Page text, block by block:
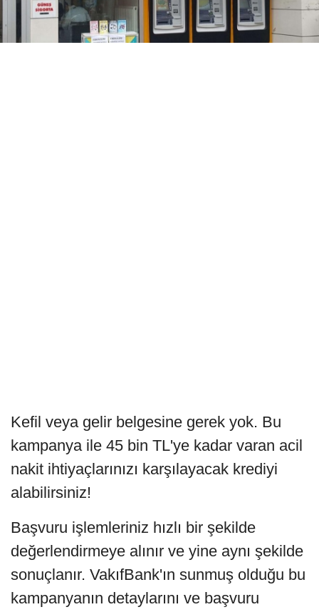
Kefil veya gelir belgesine gerek yok. Bu
kampanya ile 45 bin TL'ye kadar varan acil
nakit ihtiyaçlarınızı karşılayacak krediyi
alabilirsiniz!
Başvuru işlemleriniz hızlı bir şekilde
değerlendirmeye alınır ve yine aynı şekilde
sonuçlanır. VakıfBank'ın sunmuş olduğu bu
kampanyanın detaylarını ve başvuru